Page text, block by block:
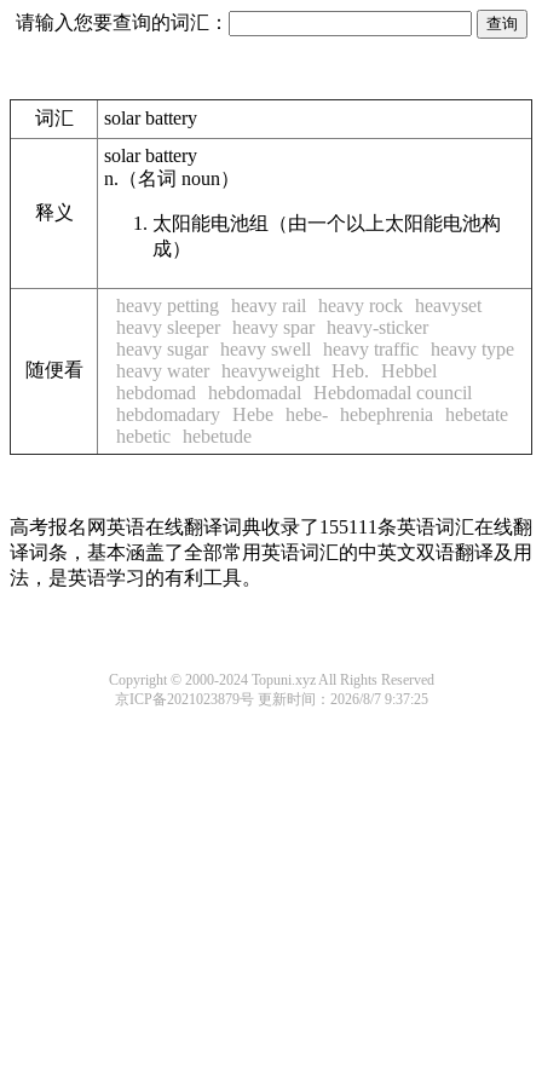
请输入您要查询的词汇：
词汇 solar battery
释义
solar battery
n. （名词 noun）
太阳能电池组（由一个以上太阳能电池构
成）
随便看
heavy petting heavy rail heavy rock
heavyset
heavy sleeper heavy spar heavy-sticker
heavy sugar heavy swell heavy traffic heavy type
heavy water heavyweight Heb.
Hebbel
hebdomad
hebdomadal
Hebdomadal council
hebdomadary
Hebe hebe- hebephrenia
hebetate
hebetic hebetude
高考报名网英语在线翻译词典收录了155111条英语词汇在线翻
译词条，基本涵盖了全部常用英语词汇的中英文双语翻译及用
法，是英语学习的有利工具。
Copyright © 2000-2024 Topuni.xyz All Rights Reserved
京ICP备2021023879号更新时间：2026/8/7 9:37:25